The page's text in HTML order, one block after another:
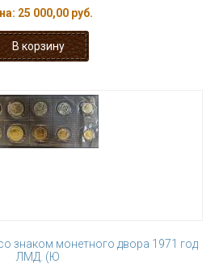
25 000,00 руб.
знаком монетного двора 1971 год
ЛМД. (Ю